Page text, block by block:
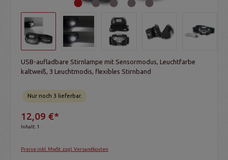
USB-aufladbare Stirnlampe mit Sensormodus, Leuchtfarbe
kaltweiß, 3 Leuchtmodis, flexibles Stirnband
Nur noch 3 lieferbar.
12,09 €*
Inhalt: 1
Preise inkl. MwSt. zzgl. Versandkosten